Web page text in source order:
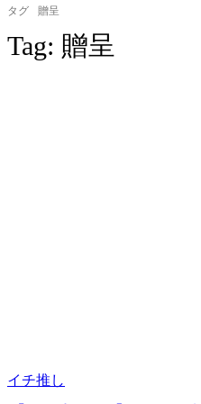
タグ 贈呈
Tag: 贈呈
イチ推し